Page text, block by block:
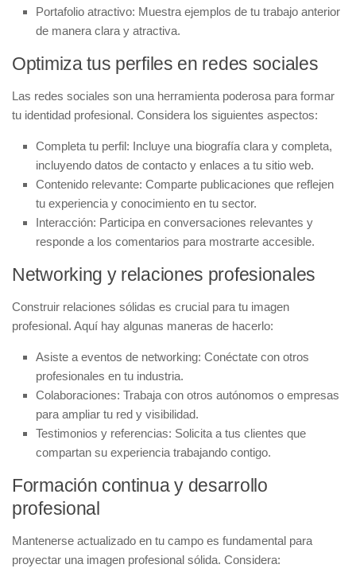
Portafolio atractivo: Muestra ejemplos de tu trabajo anterior
de manera clara y atractiva.
Optimiza tus perfiles en redes sociales
Las redes sociales son una herramienta poderosa para formar
tu identidad profesional. Considera los siguientes aspectos:
Completa tu perfil: Incluye una biografía clara y completa,
incluyendo datos de contacto y enlaces a tu sitio web.
Contenido relevante: Comparte publicaciones que reflejen
tu experiencia y conocimiento en tu sector.
Interacción: Participa en conversaciones relevantes y
responde a los comentarios para mostrarte accesible.
Networking y relaciones profesionales
Construir relaciones sólidas es crucial para tu imagen
profesional. Aquí hay algunas maneras de hacerlo:
Asiste a eventos de networking: Conéctate con otros
profesionales en tu industria.
Colaboraciones: Trabaja con otros autónomos o empresas
para ampliar tu red y visibilidad.
Testimonios y referencias: Solicita a tus clientes que
compartan su experiencia trabajando contigo.
Formación continua y desarrollo
profesional
Mantenerse actualizado en tu campo es fundamental para
proyectar una imagen profesional sólida. Considera: